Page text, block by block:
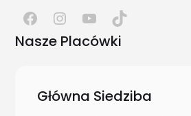
Nasze Placówki
Główna Siedziba